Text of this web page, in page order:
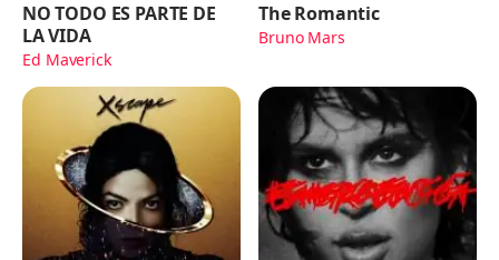
NO TODO ES PARTE DE
LA VIDA
Ed Maverick
The Romantic
Bruno Mars